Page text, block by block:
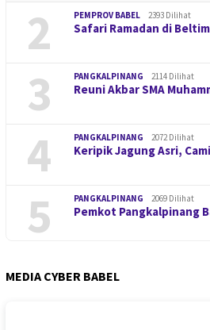
2 PEMPROV BABEL 2393 Dilihat
Safari Ramadan di
3 PANGKALPINANG 2114 Dilihat
Reuni Akbar SMA
4 PANGKALPINANG 2072 Dilihat
Keripik Jagung Asri,
5 PANGKALPINANG 2069 Dilihat
Pemkot Pangkalpinang
MEDIA CYBER BABEL